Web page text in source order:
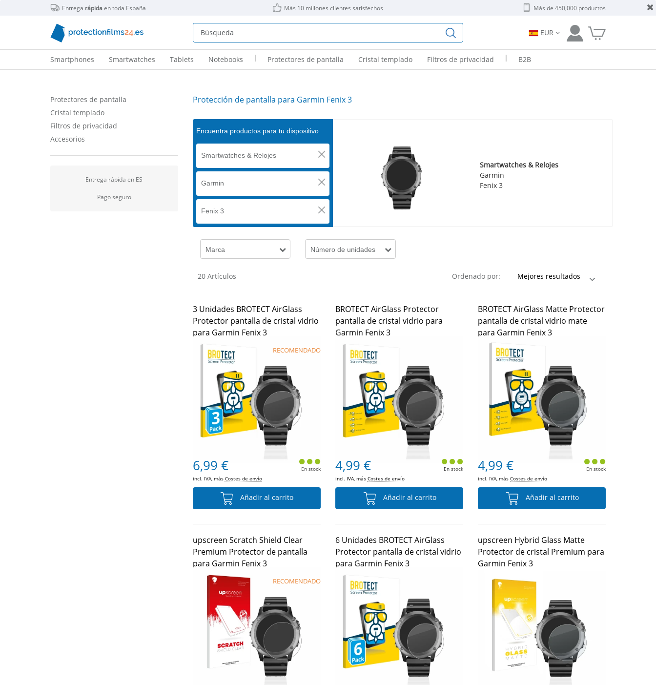
Entrega rápidaen toda España Más 10 millones clientes satisfechos Más de 450,000 productos
EUR
Smartphones Smartwatches Tablets Notebooks | Protectores de pantalla Cristal templado Filtros de privacidad | B2B
Protectores de pantalla
Cristal templado
Filtros de privacidad
Accesorios
Entrega rápida en ES
Pago seguro
Protección de pantalla para Garmin Fenix 3
Encuentra productos para tu dispositivo
Smartwatches & Relojes
Garmin
Fenix 3
Smartwatches & Relojes
Garmin
Fenix 3
Marca Número de unidades
20 Artículos Ordenado por:
3 Unidades BROTECT AirGlass
Protector pantalla de cristal vidrio
para Garmin Fenix 3
RECOMENDADO
6,99 €
incl. IVA, más Costes de envío
En stock
Añadir al carrito
BROTECT AirGlass Protector
pantalla de cristal vidrio para
Garmin Fenix 3
4,99 €
incl. IVA, más Costes de envío
En stock
Añadir al carrito
BROTECT AirGlass Matte Protector
pantalla de cristal vidrio mate
para Garmin Fenix 3
4,99 €
incl. IVA, másCostes de envío
En stock
Añadir al carrito
upscreen Scratch Shield Clear
Premium Protector de pantalla
para Garmin Fenix 3
RECOMENDADO
6 Unidades BROTECT AirGlass
Protector pantalla de cristal vidrio
para Garmin Fenix 3
upscreen Hybrid Glass Matte
Protector de cristal Premium para
Garmin Fenix 3